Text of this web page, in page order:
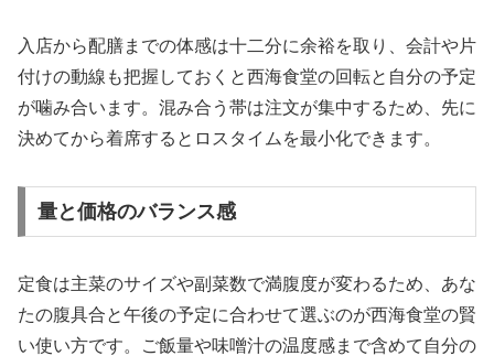
入店から配膳までの体感は十二分に余裕を取り、会計や片
付けの動線も把握しておくと西海食堂の回転と自分の予定
が噛み合います。混み合う帯は注文が集中するため、先に
決めてから着席するとロスタイムを最小化できます。
量と価格のバランス感
定食は主菜のサイズや副菜数で満腹度が変わるため、あな
たの腹具合と午後の予定に合わせて選ぶのが西海食堂の賢
い使い方です。ご飯量や味噌汁の温度感まで含めて自分の